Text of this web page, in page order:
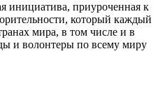
приуроченная к
который каждый
мира, в том числе и в
и волонтеры по всему миру